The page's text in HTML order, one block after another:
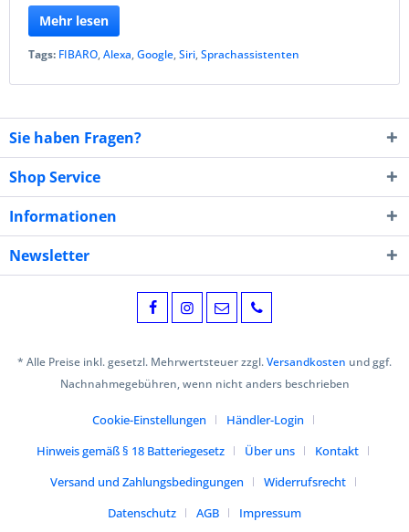
Mehr lesen
Tags: FIBARO,Alexa,Google,Siri,Sprachassistenten
Sie haben Fragen?
Shop Service
Informationen
Newsletter
* Alle Preise inkl. gesetzl. Mehrwertsteuer zzgl.Versandkosten und ggf.
Nachnahmegebühren, wenn nicht anders beschrieben
Cookie-Einstellungen
Händler-Login
Hinweis gemäß § 18 Batteriegesetz
Über uns
Kontakt
Versand und Zahlungsbedingungen
Widerrufsrecht
Datenschutz
AGB
Impressum